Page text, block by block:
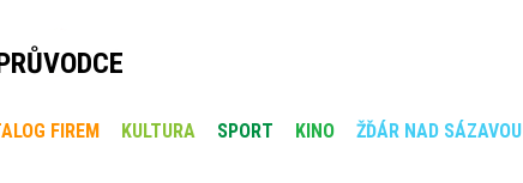
FIREM KULTURA SPORT KINO ŽĎÁR NAD SÁZAVOU